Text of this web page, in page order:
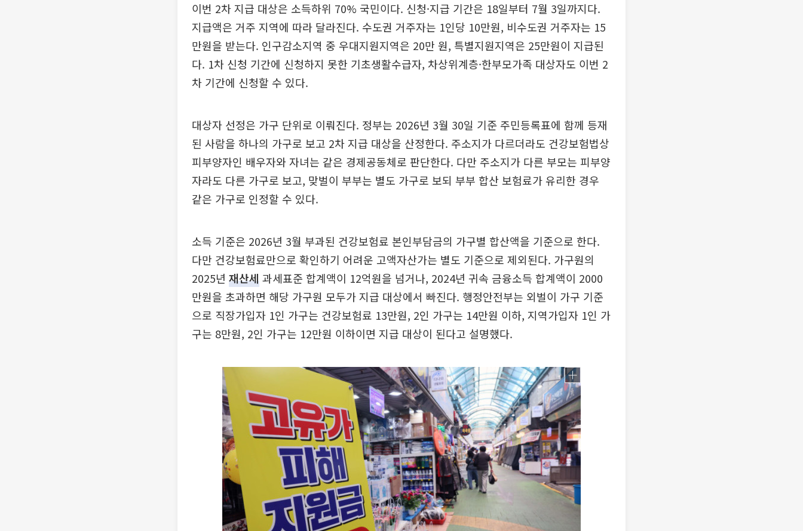
이번 2차 지급 대상은 소득하위 70% 국민이다. 신청·지급 기간은 18일부터 7월 3일까지다.
지급액은 거주 지역에 따라 달라진다. 수도권 거주자는 1인당 10만원, 비수도권 거주자는 15
만원을 받는다. 인구감소지역 중 우대지원지역은 20만 원, 특별지원지역은 25만원이 지급된
다. 1차 신청 기간에 신청하지 못한 기초생활수급자, 차상위계층·한부모가족 대상자도 이번 2
차 기간에 신청할 수 있다.
대상자 선정은 가구 단위로 이뤄진다. 정부는 2026년 3월 30일 기준 주민등록표에 함께 등재
된 사람을 하나의 가구로 보고 2차 지급 대상을 산정한다. 주소지가 다르더라도 건강보험법상
피부양자인 배우자와 자녀는 같은 경제공동체로 판단한다. 다만 주소지가 다른 부모는 피부양
자라도 다른 가구로 보고, 맞벌이 부부는 별도 가구로 보되 부부 합산 보험료가 유리한 경우
같은 가구로 인정할 수 있다.
소득 기준은 2026년 3월 부과된 건강보험료 본인부담금의 가구별 합산액을 기준으로 한다.
다만 건강보험료만으로 확인하기 어려운 고액자산가는 별도 기준으로 제외된다. 가구원의
2025년 재산세과세표준 합계액이 12억원을 넘거나, 2024년 귀속 금융소득 합계액이 2000
만원을 초과하면 해당 가구원 모두가 지급 대상에서 빠진다. 행정안전부는 외벌이 가구 기준
으로 직장가입자 1인 가구는 건강보험료 13만원, 2인 가구는 14만원 이하, 지역가입자 1인 가
구는 8만원, 2인 가구는 12만원 이하이면 지급 대상이 된다고 설명했다.